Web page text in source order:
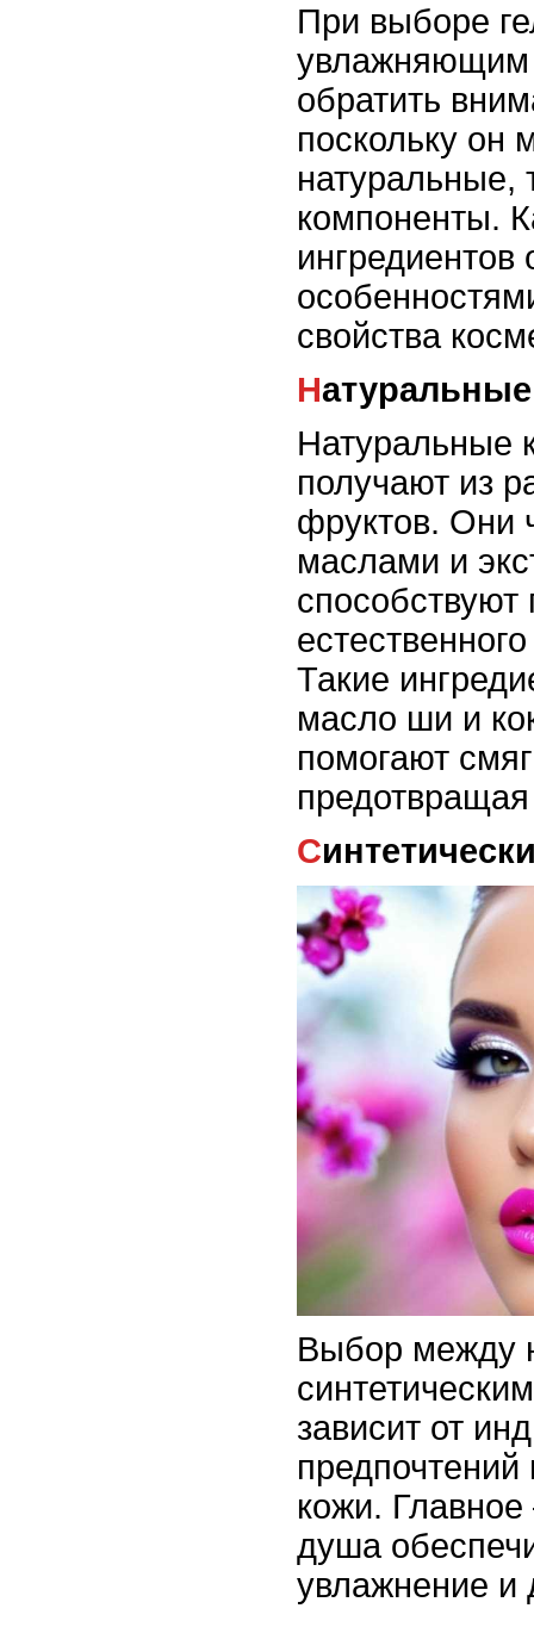
При выборе
увлажняющим
обратить
поскольку он
натуральные,
компоненты.
свойства
Натуральные
получают из
фруктов. Они
маслами и
Такие
масло ши и
помогают
Выбор между
зависит от
предпочтений
кожи.
душа
увлажнение и